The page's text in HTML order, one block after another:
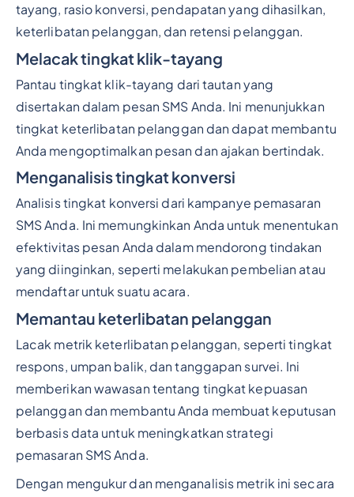
tayang, rasio konversi, pendapatan yang dihasilkan,
keterlibatan pelanggan, dan retensi pelanggan.
Melacak tingkat klik-tayang
Pantau tingkat klik-tayang dari tautan yang
disertakan dalam pesan SMS Anda. Ini menunjukkan
tingkat keterlibatan pelanggan dan dapat membantu
Anda mengoptimalkan pesan dan ajakan bertindak.
Menganalisis tingkat konversi
Analisis tingkat konversi dari kampanye pemasaran
SMS Anda. Ini memungkinkan Anda untuk menentukan
efektivitas pesan Anda dalam mendorong tindakan
yang diinginkan, seperti melakukan pembelian atau
mendaftar untuk suatu acara.
Memantau keterlibatan pelanggan
Lacak metrik keterlibatan pelanggan, seperti tingkat
respons, umpan balik, dan tanggapan survei. Ini
memberikan wawasan tentang tingkat kepuasan
pelanggan dan membantu Anda membuat keputusan
berbasis data untuk meningkatkan strategi
pemasaran SMS Anda.
Dengan mengukur dan menganalisis metrik ini secara